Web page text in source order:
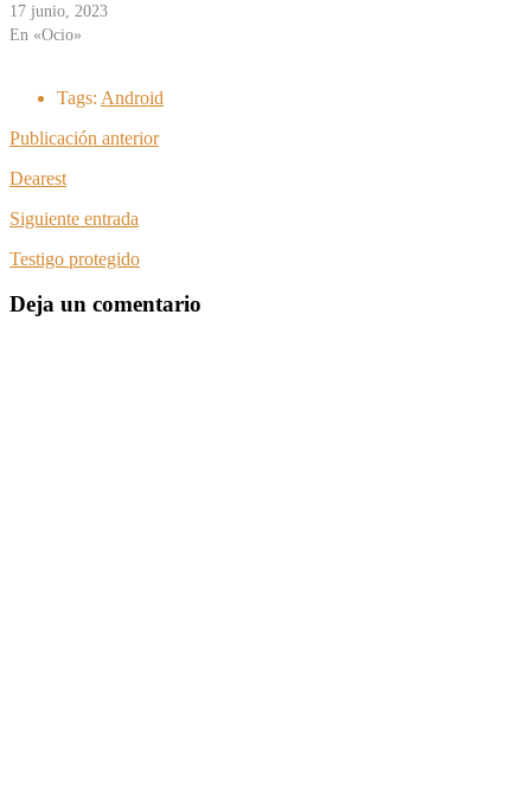
17 junio, 2023
En «Ocio»
Tags: Android
Publicación anterior
Dearest
Siguiente entrada
Testigo protegido
Deja un comentario